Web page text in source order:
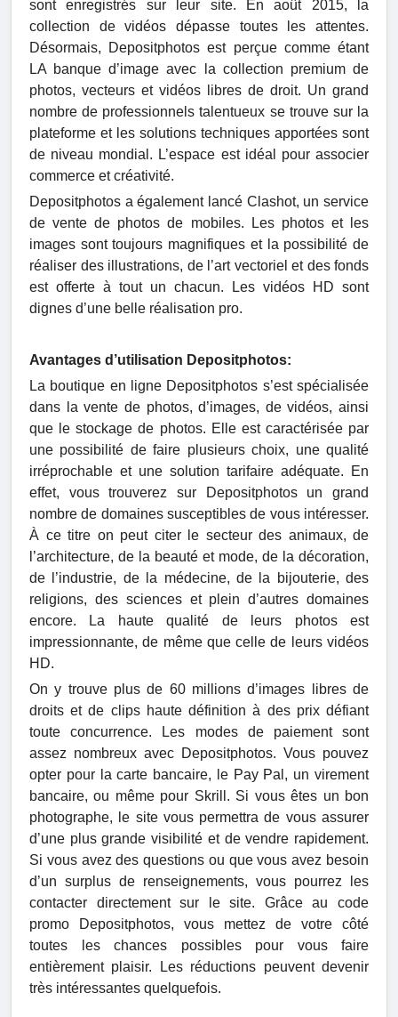
sont enregistrés sur leur site. En août 2015, la
collection de vidéos dépasse toutes les attentes.
Désormais, Depositphotos est perçue comme étant
LA banque d’image avec la collection premium de
photos, vecteurs et vidéos libres de droit. Un grand
nombre de professionnels talentueux se trouve sur la
plateforme et les solutions techniques apportées sont
de niveau mondial. L’espace est idéal pour associer
commerce et créativité.
Depositphotos a également lancé Clashot, un service
de vente de photos de mobiles. Les photos et les
images sont toujours magnifiques et la possibilité de
réaliser des illustrations, de l’art vectoriel et des fonds
est offerte à tout un chacun. Les vidéos HD sont
dignes d’une belle réalisation pro.
Avantages d’utilisation Depositphotos:
La boutique en ligne Depositphotos s’est spécialisée
dans la vente de photos, d’images, de vidéos, ainsi
que le stockage de photos. Elle est caractérisée par
une possibilité de faire plusieurs choix, une qualité
irréprochable et une solution tarifaire adéquate. En
effet, vous trouverez sur Depositphotos un grand
nombre de domaines susceptibles de vous intéresser.
À ce titre on peut citer le secteur des animaux, de
l’architecture, de la beauté et mode, de la décoration,
de l’industrie, de la médecine, de la bijouterie, des
religions, des sciences et plein d’autres domaines
encore. La haute qualité de leurs photos est
impressionnante, de même que celle de leurs vidéos
HD.
On y trouve plus de 60 millions d’images libres de
droits et de clips haute définition à des prix défiant
toute concurrence. Les modes de paiement sont
assez nombreux avec Depositphotos. Vous pouvez
opter pour la carte bancaire, le Pay Pal, un virement
bancaire, ou même pour Skrill. Si vous êtes un bon
photographe, le site vous permettra de vous assurer
d’une plus grande visibilité et de vendre rapidement.
Si vous avez des questions ou que vous avez besoin
d’un surplus de renseignements, vous pourrez les
contacter directement sur le site. Grâce au code
promo Depositphotos, vous mettez de votre côté
toutes les chances possibles pour vous faire
entièrement plaisir. Les réductions peuvent devenir
très intéressantes quelquefois.